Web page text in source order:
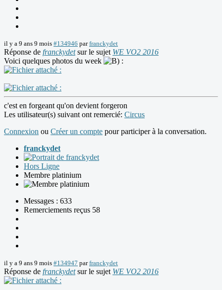
il y a 9 ans 9 mois #134946 parfranckydet
Réponse de franckydetsur le sujet WE VO2 2016
Voici quelques photos du week
:
c'est en forgeant qu'on devient forgeron
Les utilisateur(s) suivant ont remercié: Circus
Connexion ou Créer un compte pour participer à la conversation.
franckydet
Hors Ligne
Membre platinium
Messages : 633
Remerciements reçus 58
il y a 9 ans 9 mois #134947 parfranckydet
Réponse de franckydetsur le sujet WE VO2 2016